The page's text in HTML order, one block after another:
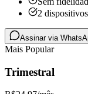
2 dispositivos
Assinar via
Mais Popular
Trimestral